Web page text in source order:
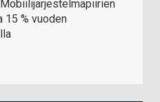
% vuoden